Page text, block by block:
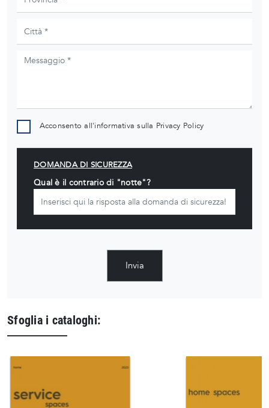
Acconsento all'informativa sulla Privacy Policy
DOMANDA DI SICUREZZA
Qual è il contrario di "notte"?
Invia
Sfoglia i cataloghi: